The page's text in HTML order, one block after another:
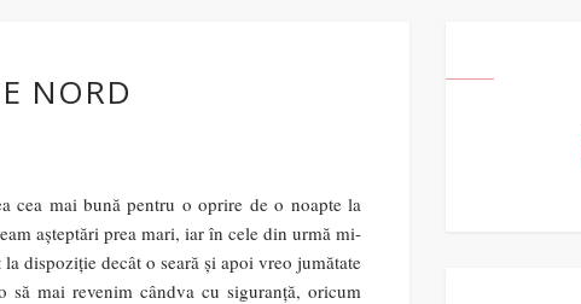
NORD
cea mai bună pentru o oprire de o noapte la
așteptări prea mari, iar în cele din urmă mi-
dispoziție decât o seară și apoi vreo jumătate
mai revenim cândva cu siguranță, oricum